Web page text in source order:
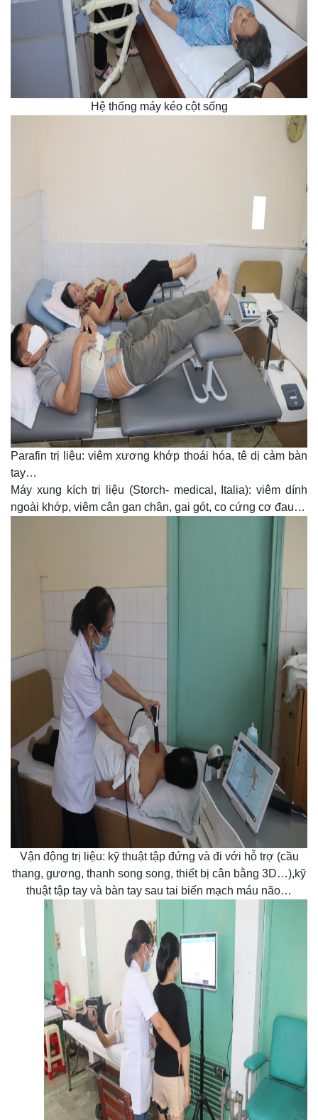
Parafin trị liệu: viêm xương khớp thoái hóa, tê dị cảm bàn
tay…
Máy xung kích trị liệu (Storch- medical, Italia): viêm dính
ngoài khớp, viêm cân gan chân, gai gót, co cứng cơ đau…
Vận động trị liệu: kỹ thuật tập đứng và đi với hỗ trợ (cầu
thang, gương, thanh song song, thiết bị cân bằng 3D…),
thuật tập tay và bàn tay sau tai biến mạch máu não…